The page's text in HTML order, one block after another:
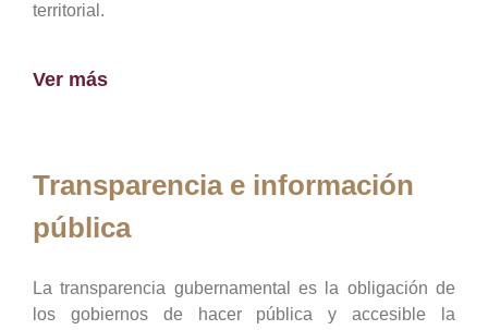
territorial.
Ver más
Transparencia e información
pública
La transparencia gubernamental es la obligación de
los gobiernos de hacer pública y accesible la